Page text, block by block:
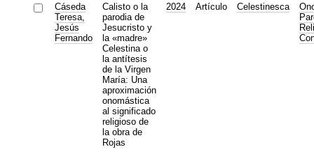
Cáseda
Teresa,
Jesús
Fernando
Calisto o la
parodia de
Jesucristo y
la «madre»
Celestina o
la antítesis
de la Virgen
María: Una
aproximación
onomástica
al significado
religioso de
la obra de
Rojas
2024 Artículo Celestinesca